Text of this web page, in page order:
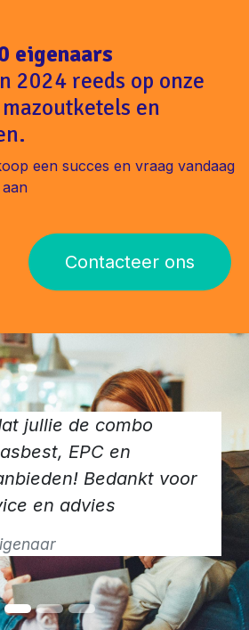
eigenaars
2024 reeds op onze
en
een succes en vraag vandaag
Contacteer ons
jullie de combo
EPC en
Bedankt voor
en advies